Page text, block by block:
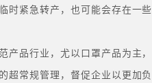
时紧急转产，也可能会存在一些
产品行业，尤以口罩产品为主，
超常规管理，督促企业以更加负